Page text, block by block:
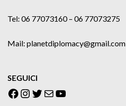
Tel: 06 77073160 – 06 77073275
Mail: planetdiplomacy@gmail.com
SEGUICI
Facebook
Instagram
Twitter
EmailYouTube